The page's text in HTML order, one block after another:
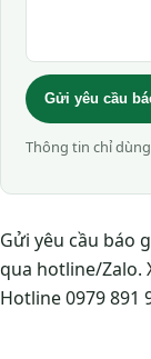
Gửi yêu cầu
Thông tin chỉ
Gửi yêu cầu báo
qua hotline/Zalo.
Hotline 0979 891